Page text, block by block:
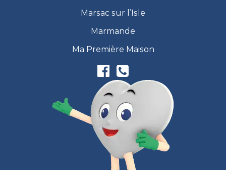
Marsac sur l’Isle
Marmande
Ma Première Maison